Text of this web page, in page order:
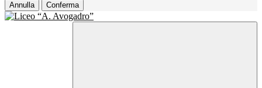
Annulla Conferma